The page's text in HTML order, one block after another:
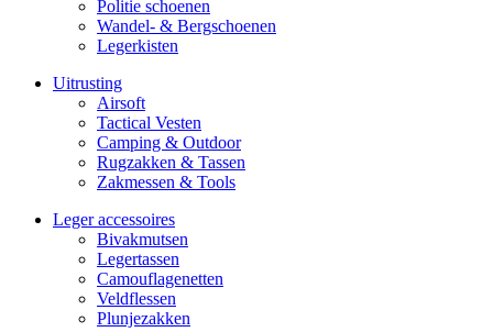
Politie schoenen
Wandel- & Berg­­schoenen
Legerkisten
Uitrusting
Airsoft
Tactical Ves­ten
Camping & Outdoor
Rugzakken & Tassen
Zakmessen & Tools
Leger accessoires
Bivakmutsen
Legertassen
Camouflage­­netten
Veldflessen
Plunjezakken